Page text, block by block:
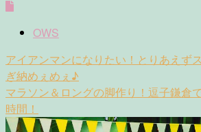
OWS
Post
navigation
アイアンマンになりたい！とりあえず
ぎ納めぇめぇ♪
マラソン＆ロングの脚作り！逗子鎌倉
時間！